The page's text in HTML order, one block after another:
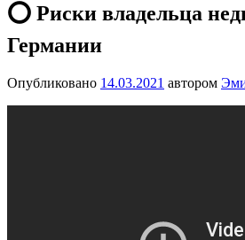
⭕ Риски владельца
Германии
Опубликовано 14.03.2021 автором